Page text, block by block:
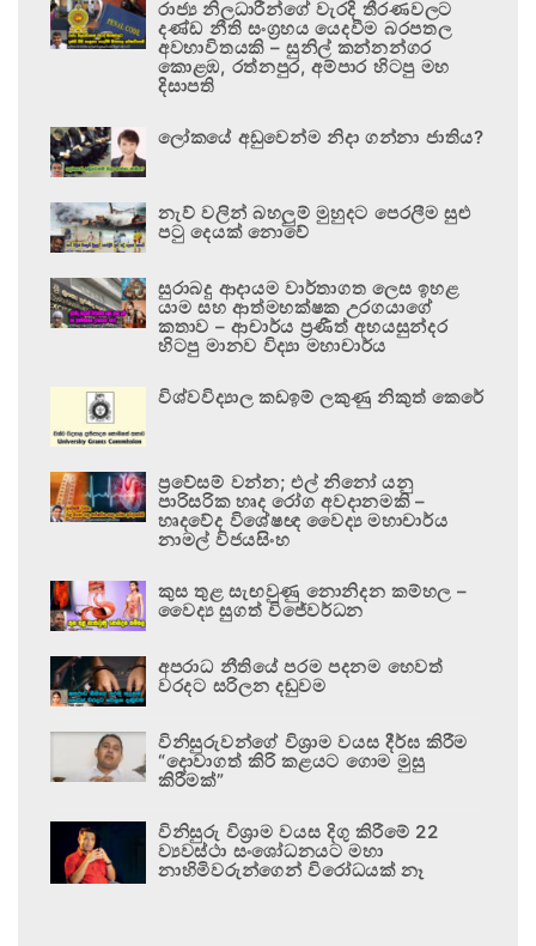
රාජ්‍ය නිලධාරීන්ගේ වැරදි තීරණවලට
දණ්ඩ නීති සංග්‍රහය යෙදවීම බරපතල
අවභාවිතයකි – සුනිල් කන්නන්ගර
කොළඹ, රත්නපුර, අම්පාර හිටපු මහ
දිසාපති
ලෝකයේ අඩුවෙන්ම නිදා ගන්නා ජාතිය?
නැව් වලින් බහලුම් මුහුදට පෙරලීම සුළු
පටු දෙයක් නොවේ
සුරාබදු ආදායම වාර්තාගත ලෙස ඉහළ
යාම සහ ආත්මභක්ෂක උරගයාගේ
කතාව – ආචාර්ය ප්‍රණීත් අභයසුන්දර
හිටපු මානව විද්‍යා මහාචාර්ය
විශ්වවිද්‍යාල කඩඉම් ලකුණු නිකුත් කෙරේ
ප්‍රවේසම් වන්න; එල් නිනෝ යනු
පාරිසරික හෘද රෝග අවදානමකි –
හෘදවේද විශේෂඥ වෛද්‍ය මහාචාර්ය
නාමල් විජයසිංහ
කුස තුළ සැඟවුණු නොනිදන කම්හල –
වෛද්‍ය සුගත් විජේවර්ධන
අපරාධ නීතියේ පරම පදනම හෙවත්
වරදට සරිලන දඬුවම
විනිසුරුවන්ගේ විශ්‍රාම වයස දීර්ඝ කිරීම
“දොවාගත් කිරි කළයට ගොම මුසු
කිරීමක්”
විනිසුරු විශ්‍රාම වයස දිගු කිරීමේ 22
ව්‍යවස්ථා සංශෝධනයට මහා
නාහිමිවරුන්ගෙන් විරෝධයක් නෑ